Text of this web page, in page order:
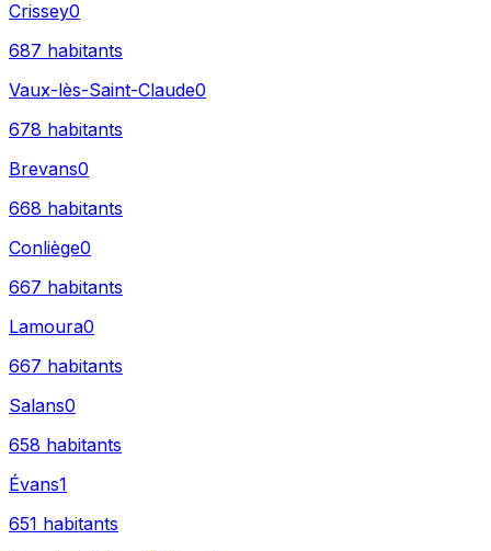
Crissey0
687 habitants
Vaux-lès-Saint-Claude0
678 habitants
Brevans0
668 habitants
Conliège0
667 habitants
Lamoura0
667 habitants
Salans0
658 habitants
Évans1
651 habitants